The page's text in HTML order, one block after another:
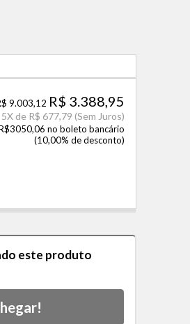
9.003,12 R$ 3.388,95
5X de R$ 677,79 (Sem Juros)
no boleto bancário
(10,00% de desconto)
este produto